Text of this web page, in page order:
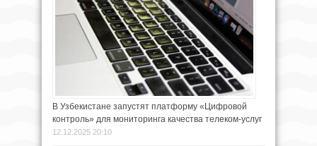
В Узбекистане запустят платформу «Цифровой
контроль» для мониторинга качества телеком-услуг
12.12.2025 20:10